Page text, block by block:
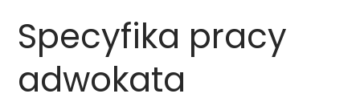
Specyfika pracy
adwokata